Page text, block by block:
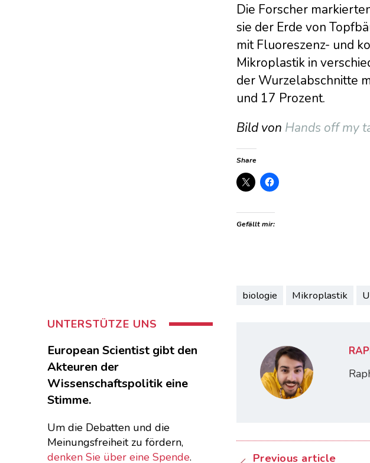
Die Forscher
sie der Erde von
mit Fluoreszenz- und
Mikroplastik in
der Wurzelabschnitte
und 17 Prozent.
Bild von Hands off my
Share
Gefällt mir:
biologie Mikroplastik
Previous article
UNTERSTÜTZE UNS
European Scientist gibt den
Akteuren der
Wissenschaftspolitik eine
Stimme.
Um die Debatten und die
Meinungsfreiheit zu fördern,
denken Sie über eine Spende.